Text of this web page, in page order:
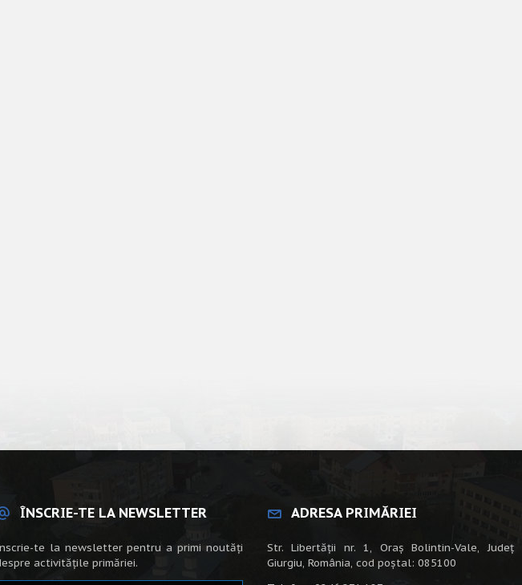
ÎNSCRIE-TE LA NEWSLETTER
te la newsletter pentru a primi noutăți
activitățile primăriei.
ADRESA PRIMĂRIEI
Str. Libertății nr. 1, Oraș Bolintin-Vale, Județ
Giurgiu, România, cod poștal: 085100